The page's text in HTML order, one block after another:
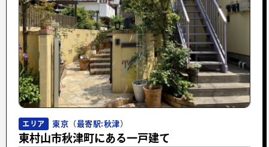
エリア 東京（最寄駅:秋津）
東村山市秋津町にある一戸建て